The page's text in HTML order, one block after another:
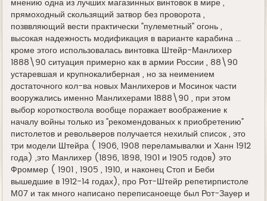
мнению одна из лучших магазинных винтовок в мире ,
прямоходный скользящий затвор без проворота ,
позввляющий вести практически "пулеметный" огонь ,
высокая надежность модификация в варианте карабина ...
кроме этого использовалась винтовка Штейр-Манлихер
1888\90 ситуация примерно как в армии России , 88\90
устаревшая и крупнокалиберная , но за неимением
достаточного кол-ва новых Манлихеров и Мосинок части
вооружались именно Манлихерами 1888\90 , при этом
выбор короткоствола вообще поражает воображение к
началу войны только из "рекомендованых к приобретению"
пистолетов и револьверов получается нехилый список , это
три модели Штейра ( 1906, 1908 переламывалки и Ханн 1912
года) ,это Манлихер (1896, 1898, 1901 и 1905 годов) это
Фроммер ( 1901 , 1905 , 1910, и наконец Стоп и Беби
вышедшие в 1912-14 годах), про Рот-Штейр репетирпистоле
М07 и так много написано переписаноеще был Рот-Зауер и